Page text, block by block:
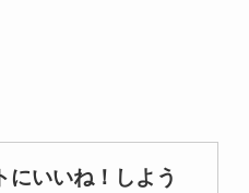
にいいね！しよう